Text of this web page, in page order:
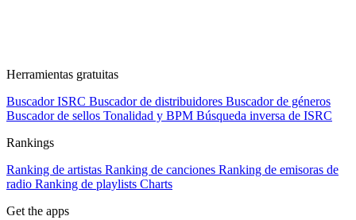
Herramientas gratuitas
Buscador ISRC Buscador de distribuidores Buscador de géneros
Buscador de sellos Tonalidad y BPM Búsqueda inversa de ISRC
Rankings
Ranking de artistas Ranking de canciones Ranking de emisoras de
radio Ranking de playlists Charts
Get the apps